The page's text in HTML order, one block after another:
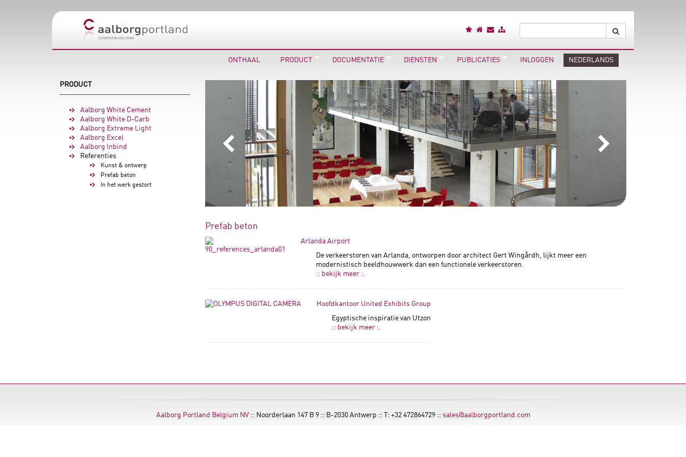
ONTHAAL PRODUCT DOCUMENTATIE DIENSTEN PUBLICATIES INLOGGEN NEDERLANDS
PRODUCT
Aalborg White Cement
Aalborg White D-Carb
Aalborg Extreme Light
Aalborg Excel
Aalborg Inbind
Referenties
Kunst & ontwerp
Prefab beton
In het werk gestort
Prefab beton
Arlanda Airport
De verkeerstoren van Arlanda, ontworpen door architect Gert Wingårdh, lijkt meer een
modernistisch beeldhouwwerk dan een functionele verkeerstoren.
:: bekijk meer :.
Hoofdkantoor United Exhibits Group
Egyptische inspiratie van Utzon
:: bekijk meer :.
Aalborg Portland Belgium NV:: Noorderlaan 147 B 9 :: B-2030 Antwerp :: T: +32 472864729 :: sales@aalborgportland.com